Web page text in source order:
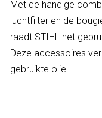
Met de handige
luchtfilter en de
raadt STIHL het
Deze accessoires
gebruikte olie.